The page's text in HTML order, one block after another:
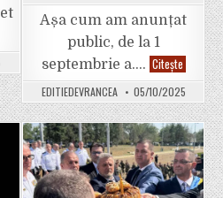
Așa cum am anunțat
public, de la 1
septembrie a…. CiteșteCristi
IRIMIA:
„Misăilă,
stai
jos”
Nota
4!”
Lecție
de
gândire
critică,
logică,
EDITIEDEVRANCEA 05/10/2025
Posted
in